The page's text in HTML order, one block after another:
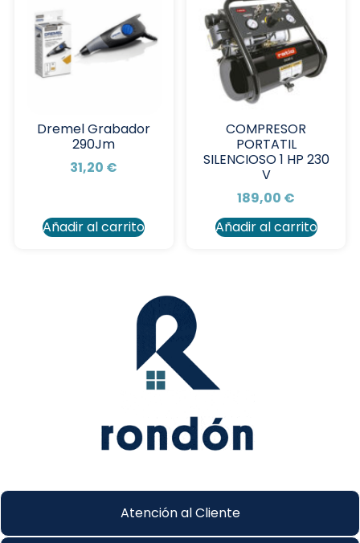
Dremel Grabador
290Jm
31,20 €
Añadir al carrito
COMPRESOR
PORTATIL
SILENCIOSO 1 HP 230
V
189,00 €
Añadir al carrito
Atención al Cliente